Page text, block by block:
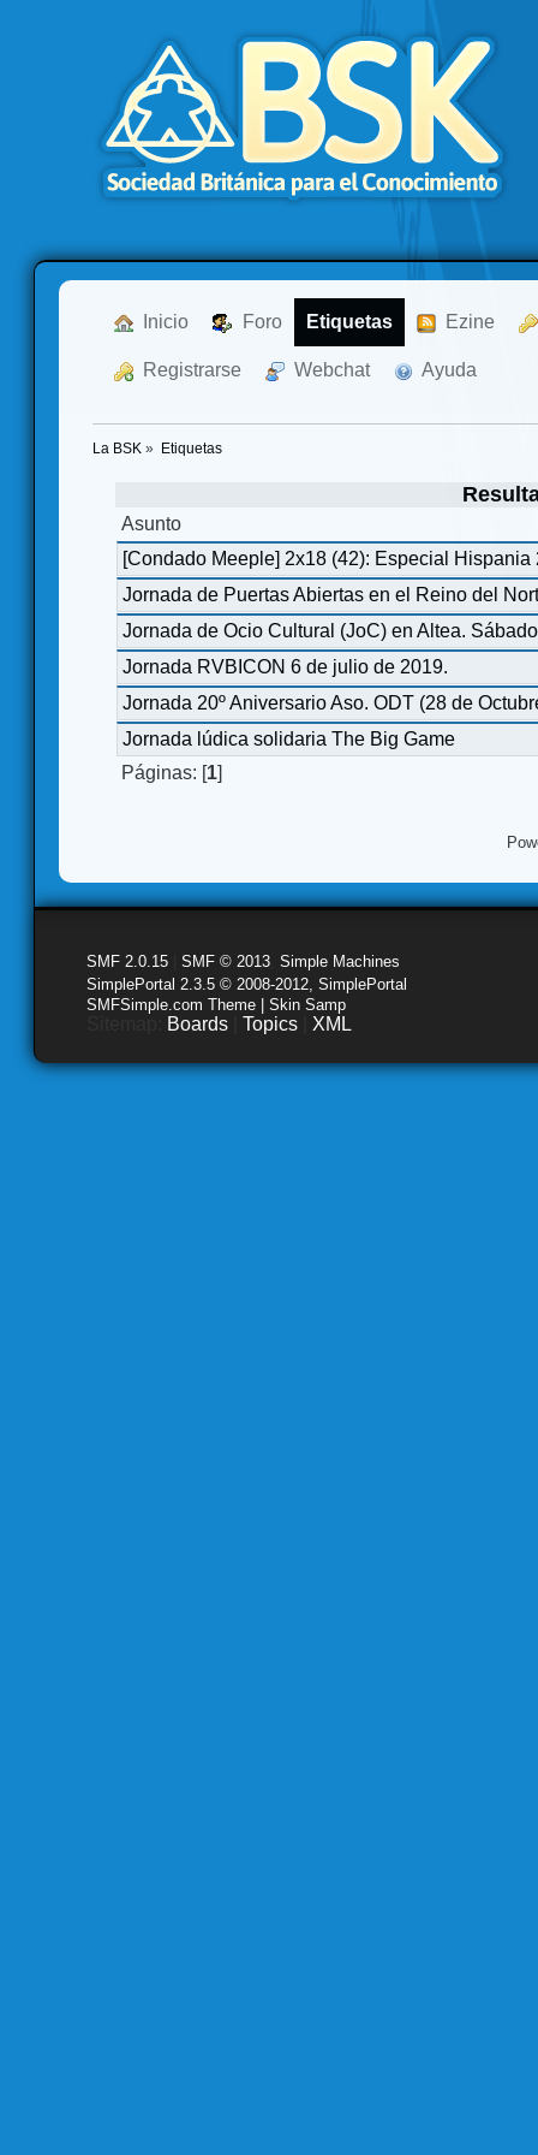
Inicio Foro Etiquetas Ezine
Registrarse Webchat Ayuda
La BSK » Etiquetas
Asunto
[Condado Meeple] 2x18 (42): Especial Hispania
Jornada de Puertas Abiertas en el Reino del
Jornada de Ocio Cultural (JoC) en Altea.
Jornada RVBICON 6 de julio de 2019.
Jornada 20º Aniversario Aso. ODT (28 de
Jornada lúdica solidaria The Big Game
Páginas: [1]
SMF 2.0.15 SMF © 2013 Simple Machines
SimplePortal 2.3.5 © 2008-2012, SimplePortal
SMFSimple.com Theme | Skin Samp
Boards Topics XML